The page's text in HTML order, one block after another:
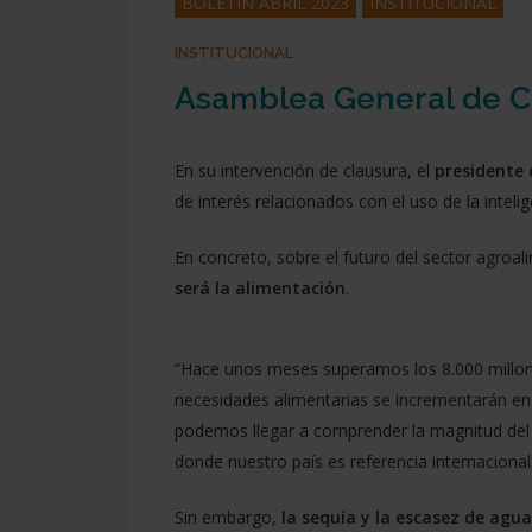
Presiona enter para buscar o ESC para cerrar
INSTITUCIONAL
Asamblea General de
En su intervención de clausura, el presidente
de interés relacionados con el uso de la
En concreto, sobre el futuro del sector
será la alimentación.
“Hace unos meses superamos los 8.000
necesidades alimentarias se incrementarán
podemos llegar a comprender la magnitud
donde nuestro país es referencia internacional.
Sin embargo, la sequía y la escasez de